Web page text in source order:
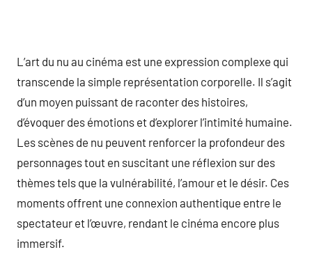
L’art du nu au cinéma est une expression complexe qui
transcende la simple représentation corporelle. Il s’agit
d’un moyen puissant de raconter des histoires,
d’évoquer des émotions et d’explorer l’intimité humaine.
Les scènes de nu peuvent renforcer la profondeur des
personnages tout en suscitant une réflexion sur des
thèmes tels que la vulnérabilité, l’amour et le désir. Ces
moments offrent une connexion authentique entre le
spectateur et l’œuvre, rendant le cinéma encore plus
immersif.